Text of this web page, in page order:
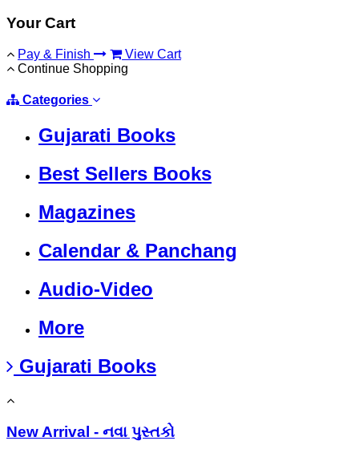
Your Cart
Pay & Finish
View Cart
Continue Shopping
Categories
Gujarati Books
Best Sellers Books
Magazines
Calendar & Panchang
Audio-Video
More
Gujarati Books
New Arrival - નવા પુસ્તકો